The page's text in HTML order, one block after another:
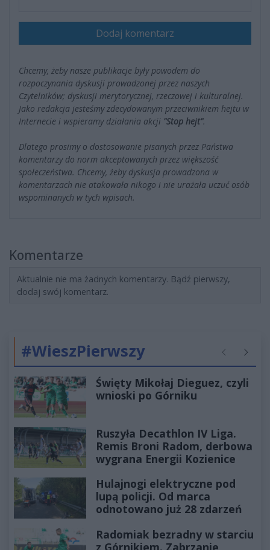
Dodaj komentarz
Chcemy, żeby nasze publikacje były powodem do
rozpoczynania dyskusji prowadzonej przez naszych
Czytelników; dyskusji merytorycznej, rzeczowej i kulturalnej.
Jako redakcja jesteśmy zdecydowanym przeciwnikiem hejtu w
Internecie i wspieramy działania akcji "Stop hejt".
Dlatego prosimy o dostosowanie pisanych przez Państwa
komentarzy do norm akceptowanych przez większość
społeczeństwa. Chcemy, żeby dyskusja prowadzona w
komentarzach nie atakowała nikogo i nie urażała uczuć osób
wspominanych w tych wpisach.
Komentarze
Aktualnie nie ma żadnych komentarzy. Bądź pierwszy,
dodaj swój komentarz.
#WieszPierwszy Poprzednie
Święty Mikołaj Dieguez, czyli
wnioski po Górniku
Ruszyła Decathlon IV Liga.
Remis Broni Radom, derbowa
wygrana Energii Kozienice
Hulajnogi elektryczne pod
lupą policji. Od marca
odnotowano już 28 zdarzeń
Radomiak bezradny w starciu
z Górnikiem. Zabrzanie